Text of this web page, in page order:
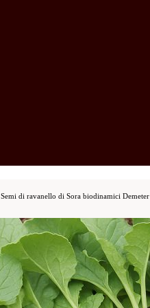
Semi di ravanello di Sora biodinamici Demeter